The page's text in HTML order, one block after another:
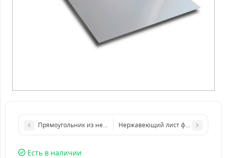
Прямоугольник из нержавеющего листа 500х1000 мм
Нержавеющий лист формата
Есть в наличии